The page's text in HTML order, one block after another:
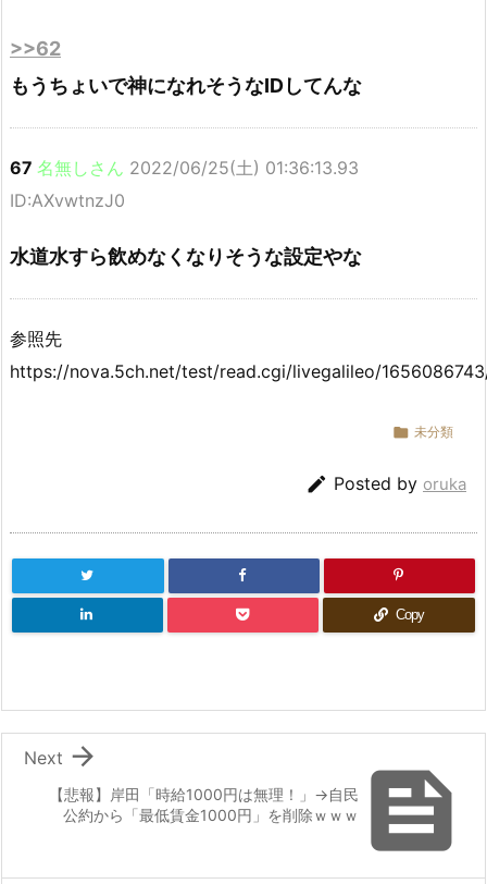
>>62
もうちょいで神になれそうなIDしてんな
67 名無しさん 2022/06/25(土) 01:36:13.93
ID:AXvwtnzJ0
水道水すら飲めなくなりそうな設定やな
参照先
https://nova.5ch.net/test/read.cgi/livegalileo/
 未分類
 Posted by oruka
Copy

【悲報】岸田「時給1000円は無理！」→自民
公約から「最低賃金1000円」を削除ｗｗｗ

Next